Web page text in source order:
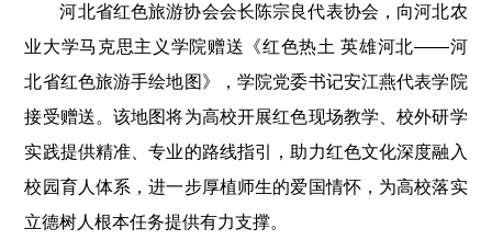
河北省红色旅游协会会长陈宗良代表协会，向河北农
业大学马克思主义学院赠送《红色热土 英雄河北——河
北省红色旅游手绘地图》，学院党委书记安江燕代表学院
接受赠送。该地图将为高校开展红色现场教学、校外研学
实践提供精准、专业的路线指引，助力红色文化深度融入
校园育人体系，进一步厚植师生的爱国情怀，为高校落实
立德树人根本任务提供有力支撑。